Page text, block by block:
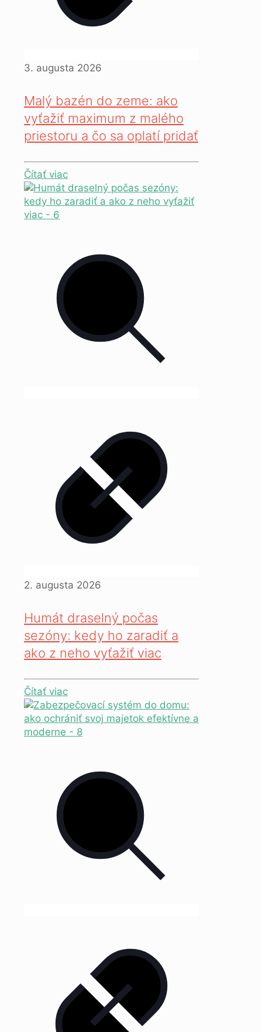
3. augusta 2026
Malý bazén do zeme: ako
vyťažiť maximum z malého
priestoru a čo sa oplatí pridať
Čítať viac
2. augusta 2026
Humát draselný počas
sezóny: kedy ho zaradiť a
ako z neho vyťažiť viac
Čítať viac